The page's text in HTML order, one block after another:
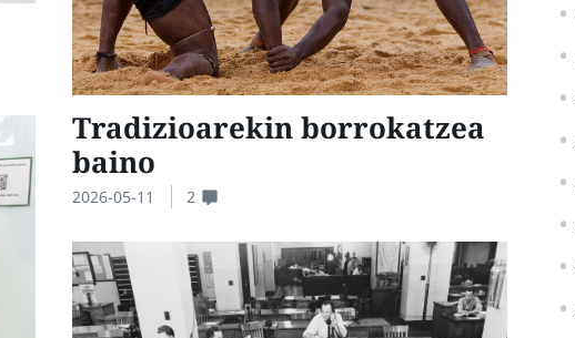
Tradizioarekin borrokatzea
baino
2026-05-11 2